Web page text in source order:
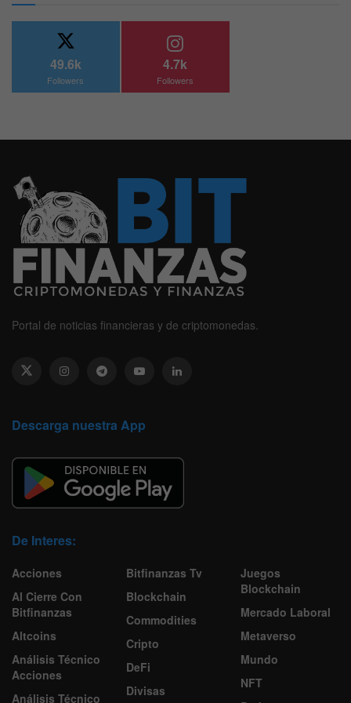
49.6k
Followers
4.7k
Followers
Portal de noticias financieras y de criptomonedas.
Descarga nuestra App
De Interes:
Acciones
Al Cierre Con
Bitfinanzas
Altcoins
Análisis Técnico
Acciones
Análisis Técnico
Bitfinanzas Tv
Blockchain
Commodities
Cripto
DeFi
Divisas
Juegos
Blockchain
Mercado Laboral
Metaverso
Mundo
NFT